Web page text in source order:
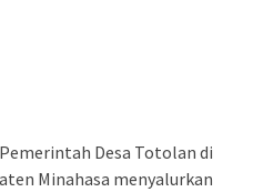
Desa Totolan di
Minahasa menyalurkan